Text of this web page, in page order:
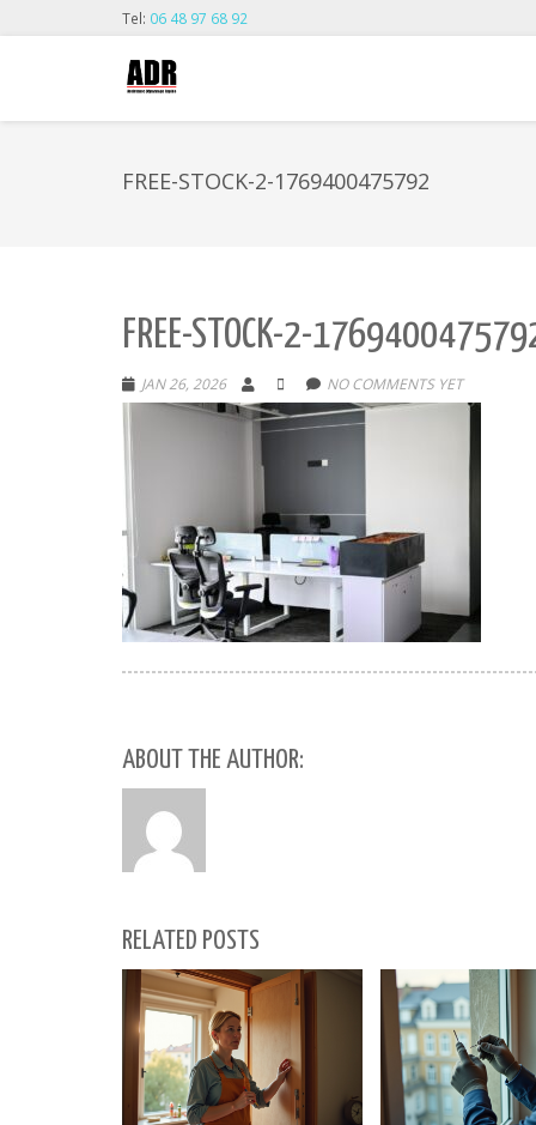
Tel: 06 48 97 68 92
FREE-STOCK-2-1769400475792
FREE-STOCK-2-
JAN 26, 2026 NO COMMENTS YET
ABOUT THE AUTHOR:
RELATED POSTS